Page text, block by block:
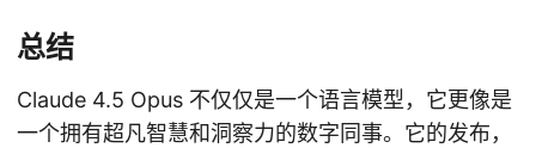
总结
Claude 4.5 Opus 不仅仅是一个语言模型，它更像是
一个拥有超凡智慧和洞察力的数字同事。它的发布，